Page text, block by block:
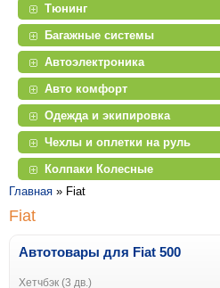
Тюнинг
Багажные системы
Автоэлектроника
Авто комфорт
Одежда и экипировка
Чехлы и оплетки на руль
Колпаки Колесные
Главная » Fiat
Fiat
Автотовары для Fiat 500
Хетчбэк (3 дв.)